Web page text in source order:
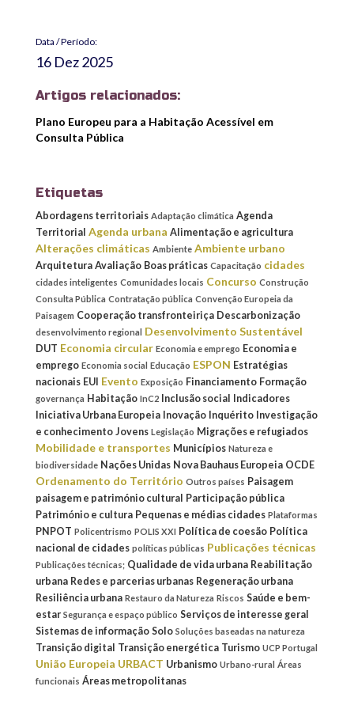
Data / Período:
16 Dez 2025
Artigos relacionados:
Plano Europeu para a Habitação Acessível em
Consulta Pública
Etiquetas
Abordagens territoriais Adaptação climática Agenda
Territorial Agenda urbana Alimentação e agricultura
Alterações climáticas Ambiente Ambiente urbano
Arquitetura Avaliação Boas práticas Capacitação cidades
cidades inteligentes Comunidades locais Concurso Construção
Consulta Pública Contratação pública Convenção Europeia da
Paisagem Cooperação transfronteiriça Descarbonização
desenvolvimento regional Desenvolvimento Sustentável
DUT Economia circular Economia e emprego Economia e
emprego Economia social Educação ESPON Estratégias
nacionais EUI Evento Exposição Financiamento Formação
governança Habitação InC2 Inclusão social
Indicadores
Iniciativa Urbana Europeia Inovação Inquérito Investigação
e conhecimento Jovens Legislação Migrações e refugiados
Mobilidade e transportes Municípios Natureza e
biodiversidade Nações Unidas Nova Bauhaus Europeia OCDE
Ordenamento do Território Outros países Paisagem
paisagem e património cultural Participação pública
Património e cultura Pequenas e médias cidades Plataformas
PNPOT Policentrismo POLIS XXI Política de coesão Política
nacional de cidades políticas públicas Publicações técnicas
Publicações técnicas; Qualidade de vida urbana Reabilitação
urbana Redes e parcerias urbanas Regeneração urbana
Resiliência urbana Restauro da Natureza Riscos Saúde e bem-
estar Segurança e espaço público Serviços de interesse geral
Sistemas de informação Solo Soluções baseadas na natureza
Transição digital Transição energética Turismo UCP Portugal
União Europeia URBACT Urbanismo Urbano-rural Áreas
funcionais Áreas metropolitanas